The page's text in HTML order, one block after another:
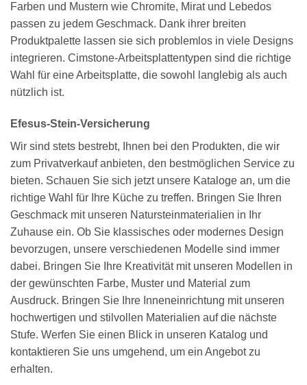
Farben und Mustern wie Chromite, Mirat und Lebedos
passen zu jedem Geschmack. Dank ihrer breiten
Produktpalette lassen sie sich problemlos in viele Designs
integrieren. Cimstone-Arbeitsplattentypen sind die richtige
Wahl für eine Arbeitsplatte, die sowohl langlebig als auch
nützlich ist.
Efesus-Stein-Versicherung
Wir sind stets bestrebt, Ihnen bei den Produkten, die wir
zum Privatverkauf anbieten, den bestmöglichen Service zu
bieten. Schauen Sie sich jetzt unsere Kataloge an, um die
richtige Wahl für Ihre Küche zu treffen. Bringen Sie Ihren
Geschmack mit unseren Natursteinmaterialien in Ihr
Zuhause ein. Ob Sie klassisches oder modernes Design
bevorzugen, unsere verschiedenen Modelle sind immer
dabei. Bringen Sie Ihre Kreativität mit unseren Modellen in
der gewünschten Farbe, Muster und Material zum
Ausdruck. Bringen Sie Ihre Inneneinrichtung mit unseren
hochwertigen und stilvollen Materialien auf die nächste
Stufe. Werfen Sie einen Blick in unseren Katalog und
kontaktieren Sie uns umgehend, um ein Angebot zu
erhalten.